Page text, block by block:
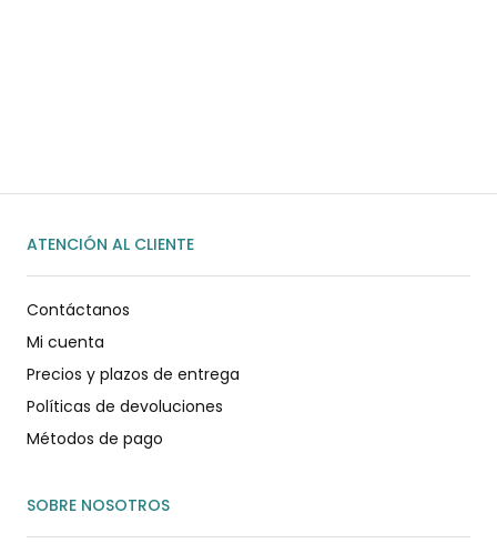
ATENCIÓN AL CLIENTE
Contáctanos
Mi cuenta
Precios y plazos de entrega
Políticas de devoluciones
Métodos de pago
SOBRE NOSOTROS